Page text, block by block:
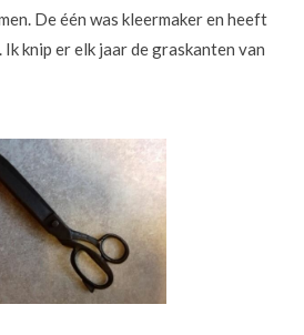
De één was kleermaker en heeft
knip er elk jaar de graskanten van